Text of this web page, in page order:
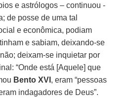
e astrólogos – continuou -
de posse de uma tal
e econômica, podiam
e sabiam, deixando-se
deixam-se inquietar por
“Onde está [Aquele] que
Bento XVI , eram “pessoas
indagadores de Deus”.